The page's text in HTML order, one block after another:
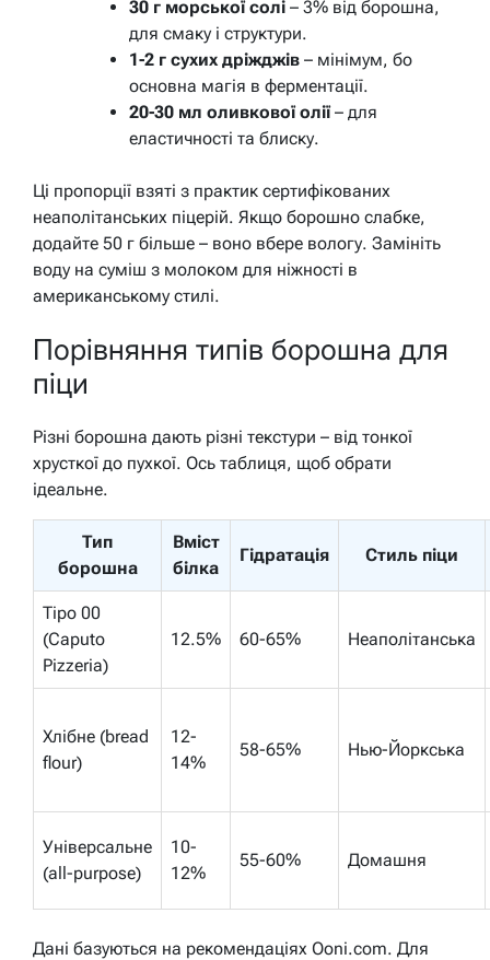
30 г морської солі – 3% від борошна,
для смаку і структури.
1-2 г сухих дріжджів – мінімум, бо
основна магія в ферментації.
20-30 мл оливкової олії– для
еластичності та блиску.
Ці пропорції взяті з практик сертифікованих
неаполітанських піцерій. Якщо борошно слабке,
додайте 50 г більше – воно вбере вологу. Замініть
воду на суміш з молоком для ніжності в
американському стилі.
Порівняння типів борошна для
піци
Різні борошна дають різні текстури – від тонкої
хрусткої до пухкої. Ось таблиця, щоб обрати
ідеальне.
Тип
борошна
Вміст
білка
Гідратація Стиль піци
Tipo 00
(Caputo
Pizzeria)
12.5% 60-65% Неаполітанська
Хлібне (bread
flour)
12-
14%
58-65% Нью-Йоркська
Універсальне
(all-purpose)
10-
12%
55-60% Домашня
Дані базуються на рекомендаціях Ooni.com. Для